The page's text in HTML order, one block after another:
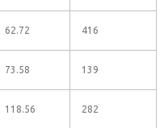
62.72 416
73.58 139
118.56 282